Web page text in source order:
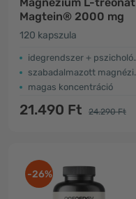
Magtein® 2000 mg
120 kapszula
idegrendszer + pszichológiai működés
szabadalmazott magnézium forma
magas koncentráció
21.490 Ft 24.290 Ft
-26%